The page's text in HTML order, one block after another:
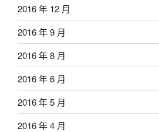
2016 年 12 月
2016 年 9 月
2016 年 8 月
2016 年 6 月
2016 年 5 月
2016 年 4 月